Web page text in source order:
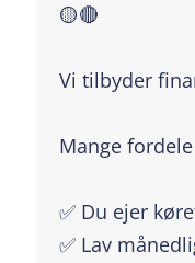
🟡🔴
Vi tilbyder
Mange
✅ Du ejer
✅ Lav